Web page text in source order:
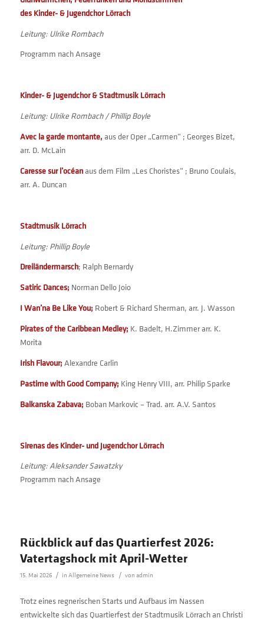
des Kinder- & Jugendchor Lörrach
Leitung: Ulrike Rombach
Programm nach Ansage
Kinder- & Jugendchor & Stadtmusik Lörrach
Leitung: Ulrike Rombach / Phillip Boyle
Avec la garde montante, aus der Oper „Carmen“ ; Georges Bizet,
arr. D. McLain
Caresse sur l’océan aus dem Film „Les Choristes“ ; Bruno Coulais,
arr. A. Duncan
Stadtmusik Lörrach
Leitung: Phillip Boyle
Dreiländermarsch; Ralph Bernardy
Satiric Dances; Norman Dello Joio
I Wan’na Be Like You; Robert & Richard Sherman, arr. J. Wasson
Pirates of the Caribbean Medley; K. Badelt, H.Zimmer arr. K.
Morita
Irish Flavour; Alexandre Carlin
Pastime with Good Company; King Henry VIII, arr. Philip Sparke
Balkanska Zabava; Boban Markovic – Trad. arr. A.V. Santos
Sirenas des Kinder- und Jugendchor Lörrach
Leitung: Aleksander Sawatzky
Programm nach Ansage
Rückblick auf das Quartierfest 2026:
Vatertagshock mit April-Wetter
15. Mai 2026 / in Allgemeine News / von admin
Trotz eines regnerischen Starts und Aufbaus im Nassen
entwickelte sich das Quartierfest der Stadtmusik Lörrach an Christi